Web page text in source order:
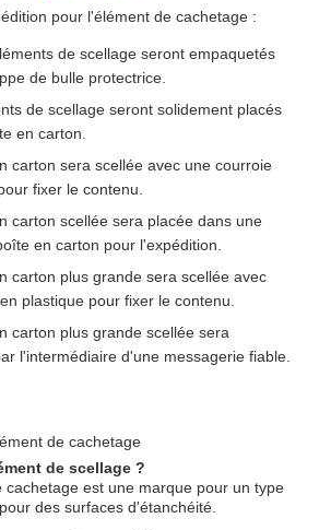
pour l'élément de cachetage :
de scellage seront empaquetés
de bulle protectrice.
de scellage seront solidement placés
en carton.
carton sera scellée avec une courroie
fixer le contenu.
carton scellée sera placée dans une
en carton pour l'expédition.
carton plus grande sera scellée avec
plastique pour fixer le contenu.
carton plus grande scellée sera
l'intermédiaire d'une messagerie fiable.
de cachetage
de scellage ?
cachetage est une marque pour un type
des surfaces d'étanchéité.